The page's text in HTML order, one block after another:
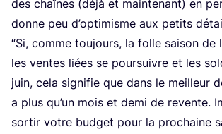
des chaînes (déjà et main­te­nant) en
donne peu d’op­ti­misme aux petits
“Si, comme tou­jours, la folle sai­son de
les ventes liées se pour­suivre et les
juin, cela signi­fie que dans le meilleur
a plus qu’un mois et demi de revente.
sor­tir votre bud­get pour la pro­chaine